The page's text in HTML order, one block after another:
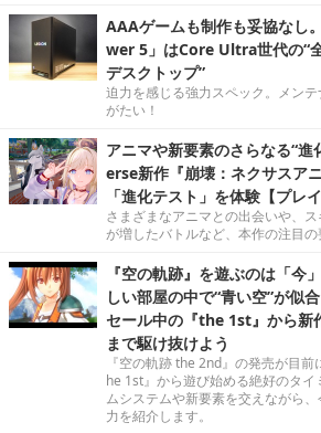
AAAゲームも制作も妥協なし
wer 5」はCore Ultra世代の“
デスクトップ”
迫力を感じる強力スペック。メン
がたい！
アニマや新要素のさらなる“
erse新作『崩壊：ネクサスア
「進化テスト」を体験【プレイ
さまざまなアニマとの出会いや、
が増したバトルなど、本作の注目の
『空の軌跡』を遊ぶのは「今
しい部屋の中で“青い空”が似
セール中の『the 1st』から新
まで駆け抜けよう
『空の軌跡 the 2nd』の発売が目
he 1st』から遊び始める絶好のタ
ムシステムや新要素を交えながら
力を紹介します。